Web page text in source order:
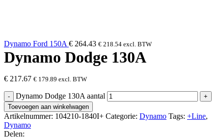
Dynamo Ford 150A € 264.43 € 218.54 excl. BTW
Dynamo Dodge 130A
€ 217.67 € 179.89 excl. BTW
Dynamo Dodge 130A aantal
Toevoegen aan winkelwagen
Artikelnummer: 104210-1840I+ Categorie: Dynamo Tags: +Line,
Dynamo
Delen: